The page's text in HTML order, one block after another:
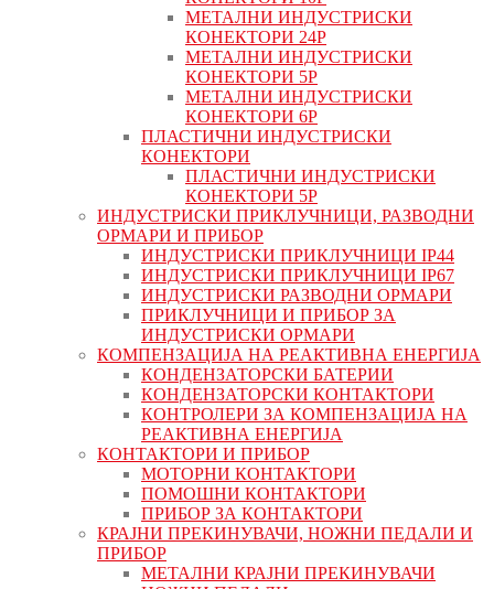
МЕТАЛНИ ИНДУСТРИСКИ
КОНЕКТОРИ 24P
МЕТАЛНИ ИНДУСТРИСКИ
КОНЕКТОРИ 5P
МЕТАЛНИ ИНДУСТРИСКИ
КОНЕКТОРИ 6P
ПЛАСТИЧНИ ИНДУСТРИСКИ
КОНЕКТОРИ
ПЛАСТИЧНИ ИНДУСТРИСКИ
КОНЕКТОРИ 5P
ИНДУСТРИСКИ ПРИКЛУЧНИЦИ, РАЗВОДНИ
ОРМАРИ И ПРИБОР
ИНДУСТРИСКИ ПРИКЛУЧНИЦИ IP44
ИНДУСТРИСКИ ПРИКЛУЧНИЦИ IP67
ИНДУСТРИСКИ РАЗВОДНИ ОРМАРИ
ПРИКЛУЧНИЦИ И ПРИБОР ЗА
ИНДУСТРИСКИ ОРМАРИ
КОМПЕНЗАЦИЈА НА РЕАКТИВНА ЕНЕРГИЈА
КОНДЕНЗАТОРСКИ БАТЕРИИ
КОНДЕНЗАТОРСКИ КОНТАКТОРИ
КОНТРОЛЕРИ ЗА КОМПЕНЗАЦИЈА НА
РЕАКТИВНА ЕНЕРГИЈА
КОНТАКТОРИ И ПРИБОР
МОТОРНИ КОНТАКТОРИ
ПОМОШНИ КОНТАКТОРИ
ПРИБОР ЗА КОНТАКТОРИ
КРАЈНИ ПРЕКИНУВАЧИ, НОЖНИ ПЕДАЛИ И
ПРИБОР
МЕТАЛНИ КРАЈНИ ПРЕКИНУВАЧИ